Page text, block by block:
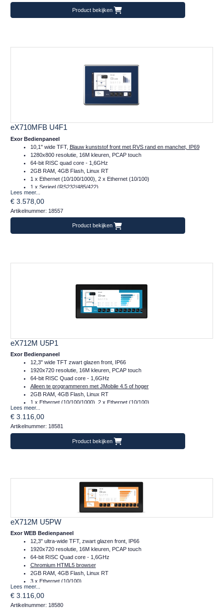
Frontafmeting: 282x197 (mm)
Product bekijken
eX710MFB U4F1
Exor Bedienpaneel
10,1" wide TFT, Blauw kunststof front met RVS rand en manchet, IP69
1280x800 resolutie, 16M kleuren, PCAP touch
64-bit RISC quad core - 1,6GHz
2GB RAM, 4GB Flash, Linux RT
1 x Ethernet (10/100/1000), 2 x Ethernet (10/100)
1 x Serieel (RS232/485/422)
2 x Plug-in, 2 x USB, 1 x SD
Temperatuur inzetbereik: -20..+60°C
CE, ontworpen volgens DIN EN1672-2, EHEDG en FDA 21 CFR 177.2006
Frontafmeting: 310x225 (mm)
Lees meer...
€ 3.578,00
Artikelnummer: 18557
Product bekijken
eX712M U5P1
Exor Bedienpaneel
12,3" wide TFT zwart glazen front, IP66
1920x720 resolutie, 16M kleuren, PCAP touch
64-bit RISC Quad core - 1,6GHz
Alleen te programmeren met JMobile 4.5 of hoger
2GB RAM, 4GB Flash, Linux RT
1 x Ethernet (10/100/1000), 2 x Ethernet (10/100)
1 x Serieel (232/485/422)
2 x Plug-in, 2 x USB, 1 x SD
Temperatuur inzetbereik: -20..+60°C
CE, DNVGL, cULus, Class I Div 2, ATEX en IECex
Frontafmeting: 345x163 (mm)
Lees meer...
€ 3.116,00
Artikelnummer: 18581
Product bekijken
eX712M U5PW
Exor WEB Bedienpaneel
12,3" ultra-wide TFT, zwart glazen front, IP66
1920x720 resolutie, 16M kleuren, PCAP touch
64-bit RISC Quad core - 1,6GHz
Chromium HTML5 browser
2GB RAM, 4GB Flash, Linux RT
3 x Ethernet (10/100)
1 x Serieel (RS232/422/485)
2 x Plug-in, 2 x USB, 1 x SD
Temperatuur inzetbereik: -20..+60°C
Lees meer...
€ 3.116,00
Artikelnummer: 18580